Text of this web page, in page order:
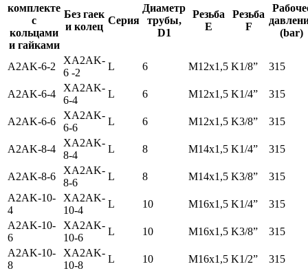
комплекте
с
кольцами
и гайками
Без гаек
и колец
Серия
Диаметр
трубы,
D1
Резьба
E
Резьба
F
(bar)
A2AK-6-2
ХA2AK-
6 -2
L 6 M12x1,5 K1/8” 315
A2AK-6-4
ХA2AK-
6-4
L 6 M12x1,5 K1/4” 315
A2AK-6-6
ХA2AK-
6-6
L 6 M12x1,5 K3/8” 315
A2AK-8-4
ХA2AK-
8-4
L 8 M14x1,5 K1/4” 315
A2AK-8-6
ХA2AK-
8-6
L 8 M14x1,5 K3/8”
315
A2AK-10-
4
ХA2AK-
10-4
L 10 M16x1,5 K1/4”
315
A2AK-10-
6
ХA2AK-
10-6
L 10 M16x1,5 K3/8”
315
A2AK-10-
8
ХA2AK-
10-8
L 10 M16x1,5 K1/2”
315